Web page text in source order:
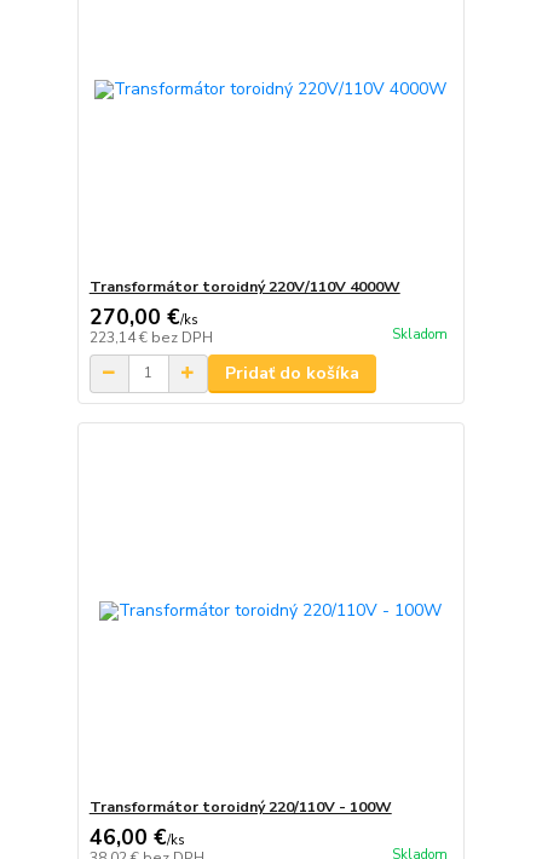
Transformátor toroidný 220V/110V 4000W
270,00 €/ks
223,14 € bez DPH Skladom
Pridať do košíka
Transformátor toroidný 220/110V - 100W
46,00 €/ks
Skladom